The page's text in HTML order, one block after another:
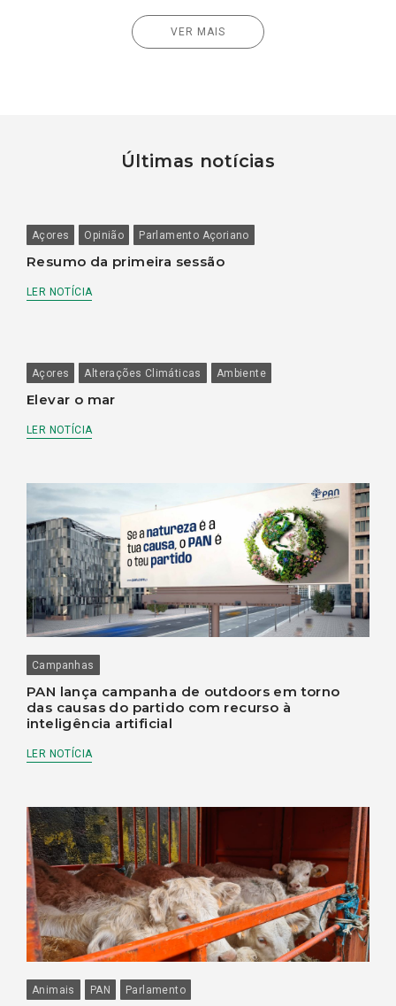
VER MAIS
Últimas notícias
Açores Opinião Parlamento Açoriano
Resumo da primeira sessão
LER NOTÍCIA
Açores Alterações Climáticas Ambiente
Elevar o mar
LER NOTÍCIA
Campanhas
PAN lança campanha de outdoors em torno
das causas do partido com recurso à
inteligência artificial
LER NOTÍCIA
Animais PAN Parlamento